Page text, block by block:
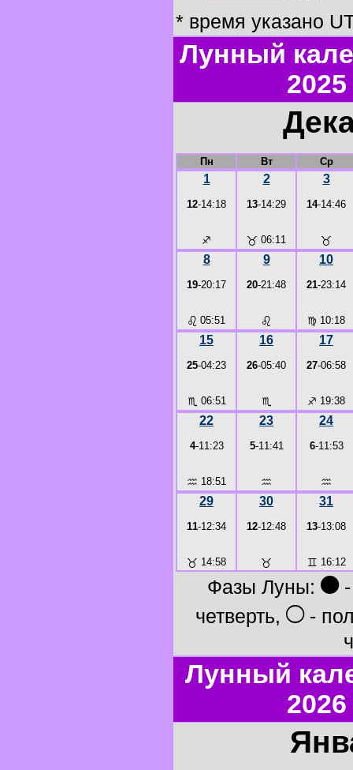
* время указано
Лунный
Пн Вт Ср
1
12-14:18
♐
2
13-14:29
♉ 06:11
3
14-14:46
♉
8
19-20:17
♌ 05:51
9
20-21:48
♌
10
21-23:14
♍ 10:18
15
25-04:23
♏ 06:51
16
26-05:40
♏
17
27-06:58
♐ 19:38
22
4-11:23
♒ 18:51
23
5-11:41
♒
24
6-11:53
♒
29
11-12:34
♉ 14:58
30
12-12:48
♉
31
13-13:08
♊ 16:12
Фазы Луны: ●-
четверть, ○-
Лунный